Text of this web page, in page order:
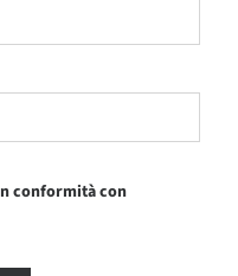
conformità con